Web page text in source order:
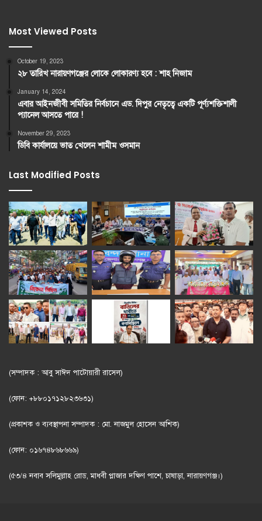
Most Viewed Posts
October 19, 2023
২৮ তারিখ নারায়ণগঞ্জের লোকে লোকারণ্য হবে : শাহ নিজাম
January 14, 2024
এবার আইনজীবী সমিতির নির্বচানে এড. দিপুর নেতৃত্বে একটি পূর্ণ্যশক্তিশালী
প্যানেল আসতে পারে !
November 29, 2023
ডিবি কার্যালয়ে ভাত খেলেন শামীম ওসমান
Last Modified Posts
(সম্পাদক : আবু সাঈদ পাটোয়ারী রাসেল)
(ফোন: +৮৮০১৭১২৮২৩৬৩১)
(প্রকাশক ও ব্যবস্থাপনা সম্পাদক : মো. নাজমুল হোসেন আশিক)
(ফোন: ০১৬৭৪৮৬৮৬৬৯)
(৫৩/৪ নবাব সলিমুল্লাহ রোড, মাধবী প্লাজার দক্ষিণ পাশে, চাষাড়া, নারায়ণগঞ্জ।)